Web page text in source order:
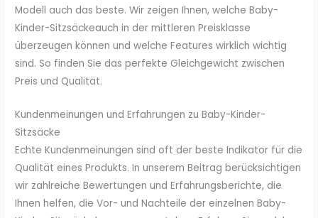
Modell auch das beste. Wir zeigen Ihnen, welche Baby-
Kinder-Sitzsäckeauch in der mittleren Preisklasse
überzeugen können und welche Features wirklich wichtig
sind. So finden Sie das perfekte Gleichgewicht zwischen
Preis und Qualität.
Kundenmeinungen und Erfahrungen zu Baby-Kinder-
Sitzsäcke
Echte Kundenmeinungen sind oft der beste Indikator für die
Qualität eines Produkts. In unserem Beitrag berücksichtigen
wir zahlreiche Bewertungen und Erfahrungsberichte, die
Ihnen helfen, die Vor- und Nachteile der einzelnen Baby-